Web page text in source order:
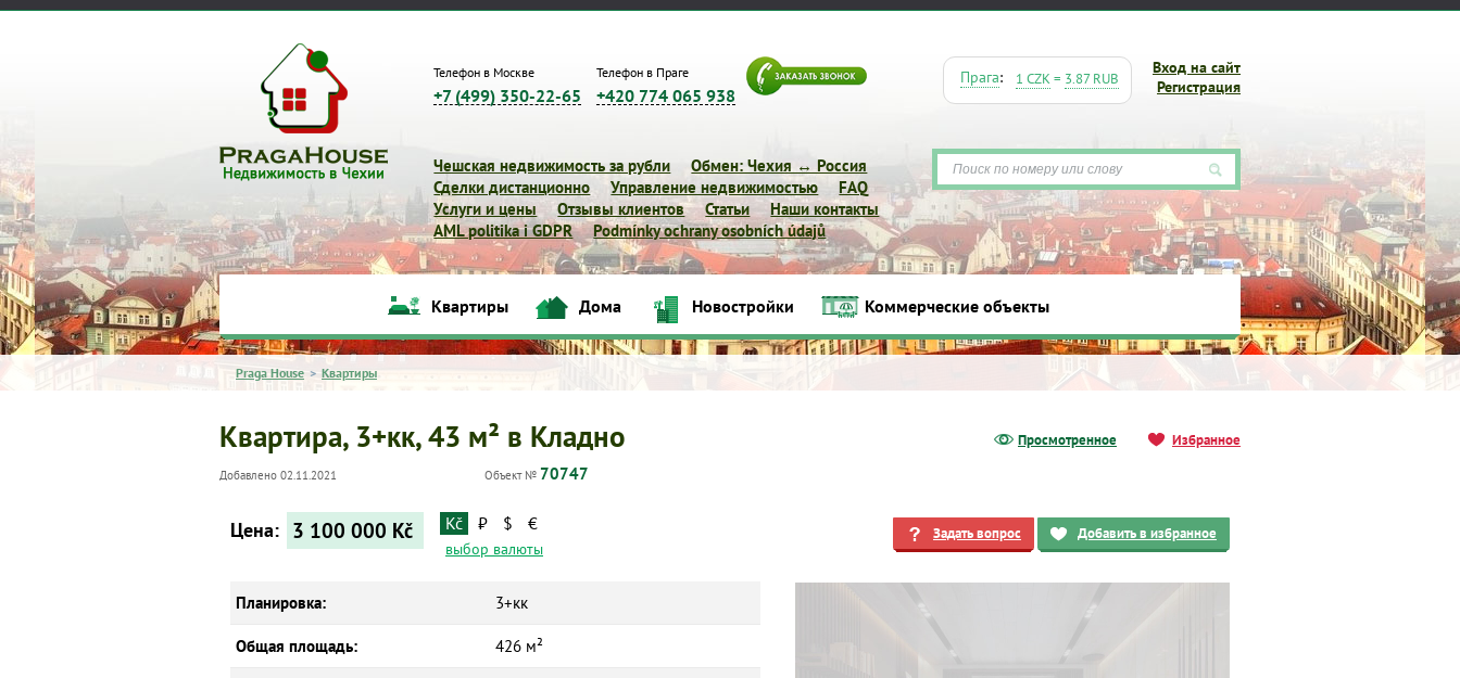
Телефон в Москве
+7 (499) 350-22-65
Телефон в Праге
+420 774 065 938
Вход на сайт
Регистрация
Прага: 1 CZK= 3.87 RUB
Чешская недвижимость за рубли
Обмен: Чехия ↔ Россия
Сделки дистанционно
Управление недвижимостью
FAQ
Услуги и цены
Отзывы клиентов Статьи
Наши контакты
AML politika i GDPR
Podmínky ochrany osobních údajů
Квартиры Дома Новостройки Коммерческие объекты
Квартиры Дома Новостройки Коммерческие объекты
Praga House > Квартиры
Просмотренное Избранное
Квартира, 3+кк, 43 м² в Кладно
Добавлено 02.11.2021 Объект № 70747
Задать вопрос Добавить в избранное
Цена: 3 100 000 Kč Kč ₽ $ €
выбор валюты
Планировка: 3+кк
Общая площадь: 426 м²